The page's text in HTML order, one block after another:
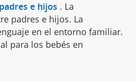
e hijos . La
padres e hijos. La
en el entorno familiar.
para los bebés en